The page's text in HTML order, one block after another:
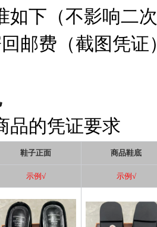
如下（不影响二
邮费（截图凭证
品的凭证要求
鞋子正面 商品鞋底
示例 √ 示例 √